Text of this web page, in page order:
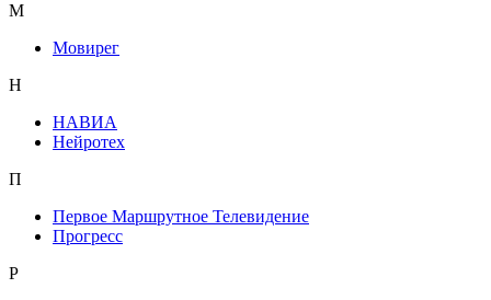
М
Мовирег
Н
НАВИА
Нейротех
П
Первое Маршрутное Телевидение
Прогресс
Р